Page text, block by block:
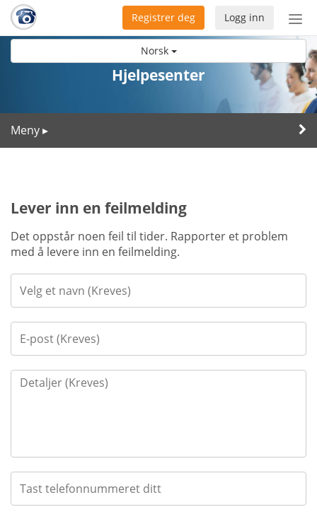
Norsk
Bytt
Logg inn
Registrer deg
Hjelpesenter
Meny ▸
Lever inn en feilmelding
Det oppstår noen feil til tider. Rapporter et problem
med å levere inn en feilmelding.